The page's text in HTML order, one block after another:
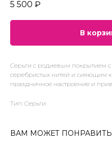
5 500 ₽
В
Серьги с родиевым покрытием
серебристых нитей и сияющим
праздничное настроение и
Тип: Серьги
ВАМ МОЖЕТ